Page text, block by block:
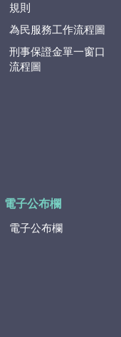
規則
為民服務工作流程圖
刑事保證金單一窗口
流程圖
電子公布欄
電子公布欄